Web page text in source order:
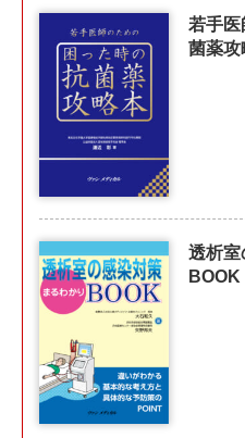
若手医
菌薬攻
透析室
BOOK